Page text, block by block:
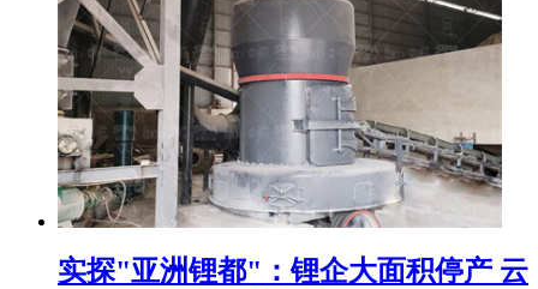
实探"亚洲锂都"：锂企大面积停产 云